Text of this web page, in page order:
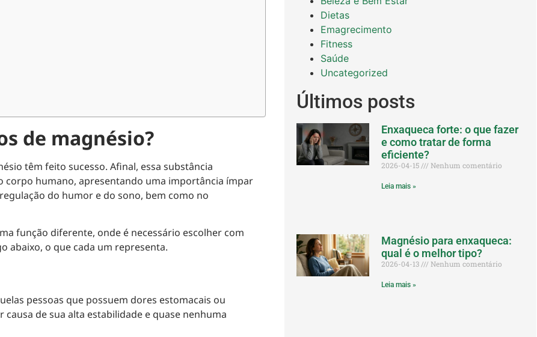
de magnésio?
têm feito sucesso. Afinal, essa substância
corpo humano, apresentando uma importância ímpar
do humor e do sono, bem como no
função diferente, onde é necessário escolher com
abaixo, o que cada um representa.
pessoas que possuem dores estomacais ou
de sua alta estabilidade e quase nenhuma
Dietas
Emagrecimento
Fitness
Saúde
Uncategorized
Últimos posts
Enxaqueca forte: o que fazer
e como tratar de forma
eficiente?
2026-04-15 Nenhum comentário
Leia mais »
Magnésio para enxaqueca:
qual é o melhor tipo?
2026-04-13 Nenhum comentário
Leia mais »